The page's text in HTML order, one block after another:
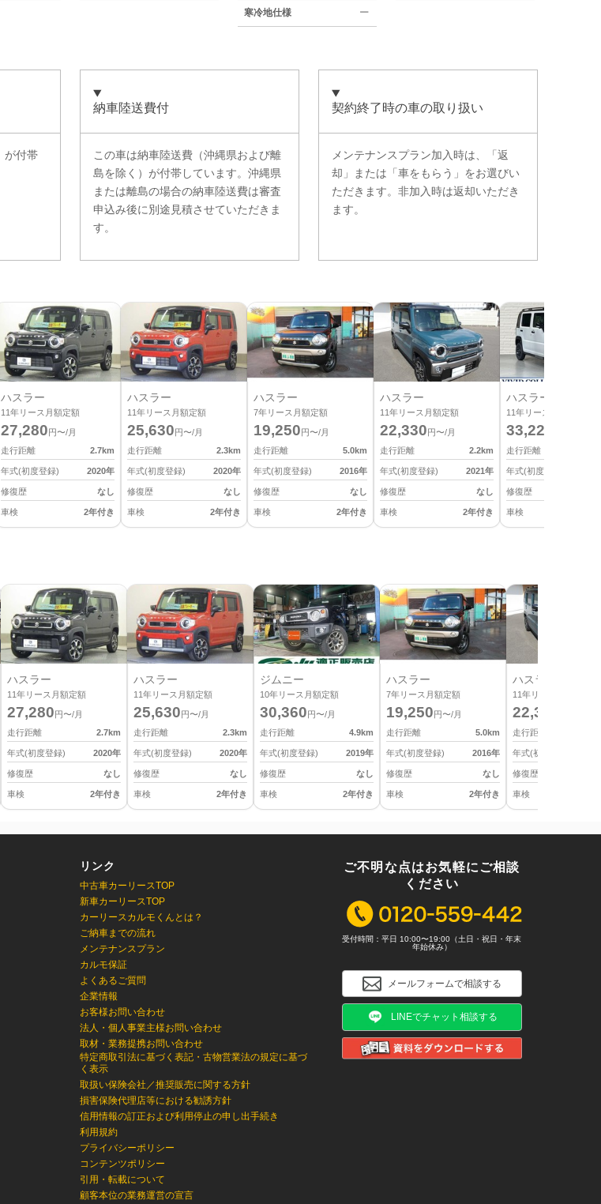
寒冷地仕様 ー
が付帯
納車陸送費付
この車は納車陸送費（沖縄県および離
島を除く）が付帯しています。沖縄県
または離島の場合の納車陸送費は審査
申込み後に別途見積させていただきま
す。
契約終了時の車の取り扱い
メンテナンスプラン加入時は、「返
却」または「車をもらう」をお選びい
ただきます。非加入時は返却いただき
ます。
ハスラー
11年リース月額定額
27,280 円〜/月
走行距離
2.7km
年式(初度登録) 2020年
修復歴 なし
車検 2年付き
ハスラー
11年リース月額定額
25,630 円〜/月
走行距離
2.3km
年式(初度登録) 2020年
修復歴 なし
車検 2年付き
ハスラー
7年リース月額定額
19,250 円〜/月
走行距離
5.0km
年式(初度登録) 2016年
修復歴 なし
車検 2年付き
ハスラー
11年リース月額定額
22,330 円〜/月
走行距離
2.2km
年式(初度登録) 2021年
修復歴 なし
車検 2年付き
ハスラー
11年リース月額定額
33,220
走行距離
年式(初度登録)
修復歴
車検
ハスラー
11年リース月額定額
27,280 円〜/月
走行距離
2.7km
年式(初度登録) 2020年
修復歴 なし
車検 2年付き
ハスラー
11年リース月額定額
25,630 円〜/月
走行距離
2.3km
年式(初度登録) 2020年
修復歴 なし
車検 2年付き
ジムニー
10年リース月額定額
30,360 円〜/月
走行距離
4.9km
年式(初度登録) 2019年
修復歴 なし
車検 2年付き
ハスラー
7年リース月額定額
19,250 円〜/月
走行距離
5.0km
年式(初度登録) 2016年
修復歴 なし
車検 2年付き
ハスラー
11年リース月額定額
22,330
走行距離
年式(初度登録)
修復歴
車検
リンク
中古車カーリースTOP
新車カーリースTOP
カーリースカルモくんとは？
ご納車までの流れ
メンテナンスプラン
カルモ保証
よくあるご質問
企業情報
お客様お問い合わせ
法人・個人事業主様お問い合わせ
取材・業務提携お問い合わせ
特定商取引法に基づく表記・古物営業法の規定に基づ
く表示
取扱い保険会社／推奨販売に関する方針
損害保険代理店等における勧誘方針
信用情報の訂正および利用停止の申し出手続き
利用規約
プライバシーポリシー
コンテンツポリシー
引用・転載について
顧客本位の業務運営の宣言
ご不明な点はお気軽にご相談
ください
受付時間：平日 10:00〜19:00（土日・祝日・年末
年始休み）
メールフォームで相談する
LINEでチャット相談する